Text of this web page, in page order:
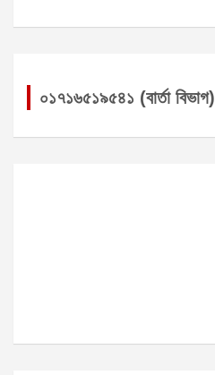
০১৭১৬৫১৯৫৪১ (বার্তা বিভাগ)